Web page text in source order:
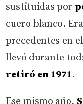
sustituidas por
cuero blanco.
precedentes en
llevó durante
retiró en 1971.
Ese mismo año,